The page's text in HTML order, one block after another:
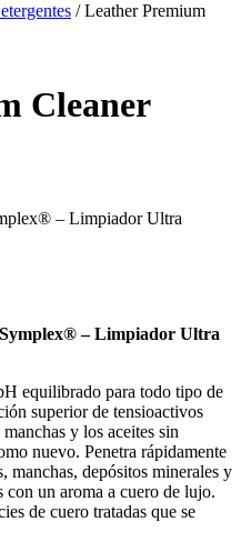
/ Leather Premium
Cleaner
– Limpiador Ultra
– Limpiador Ultra
equilibrado para todo tipo de
superior de tensioactivos
y los aceites sin
nuevo. Penetra rápidamente
manchas, depósitos minerales y
un aroma a cuero de lujo.
de cuero tratadas que se